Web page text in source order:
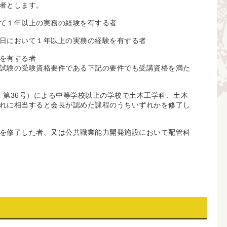
とします。
１年以上の実務の経験を有する者
において１年以上の実務の経験を有する者
有する者
験の受験資格要件である下記の要件でも受講資格を満た
36号）による中等学校以上の学校で土木工学科、土木
に相当すると会長が認めた課程のうちいずれかを修了し
修了した者、又は公共職業能力開発施設において配管科